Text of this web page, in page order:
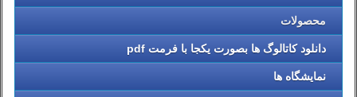
محصولات
دانلود کاتالوگ ها بصورت یکجا با فرمت pdf
نمایشگاه ها